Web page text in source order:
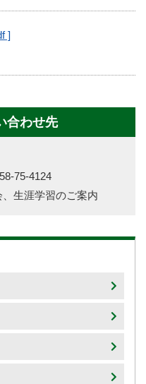
]
合わせ先
75-4124
、生涯学習のご案内